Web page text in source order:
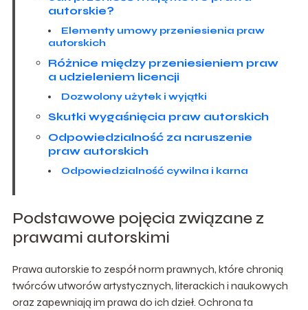
autorskie?
Elementy umowy przeniesienia praw
autorskich
Różnice między przeniesieniem praw
a udzieleniem licencji
Dozwolony użytek i wyjątki
Skutki wygaśnięcia praw autorskich
Odpowiedzialność za naruszenie
praw autorskich
Odpowiedzialność cywilna i karna
Podstawowe pojęcia związane z
prawami autorskimi
Prawa autorskie to zespół norm prawnych, które chronią
twórców utworów artystycznych, literackich i naukowych
oraz zapewniają im prawa do ich dzieł. Ochrona ta